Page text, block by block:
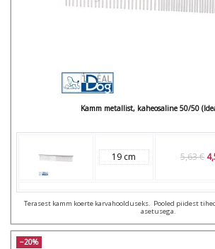
Kamm metallist, kaheosaline 50/50
19 cm 5,63 €
Terasest kamm koerte karvahoolduseks. Pooled piidest
asetusega.
−20%